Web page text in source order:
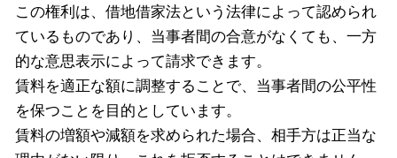
この権利は、借地借家法という法律によって認められ
ているものであり、当事者間の合意がなくても、一方
的な意思表示によって請求できます。
賃料を適正な額に調整することで、当事者間の公平性
を保つことを目的としています。
賃料の増額や減額を求められた場合、相手方は正当な